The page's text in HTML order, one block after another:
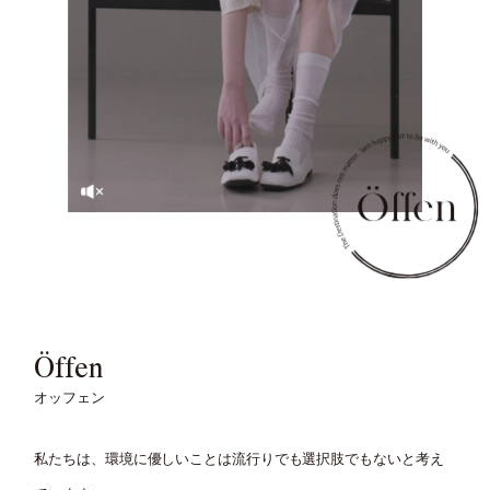
SOUND OFF
SOUND OFF
Öffen
オッフェン
私たちは、環境に優しいことは流行りでも選択肢でもないと考え